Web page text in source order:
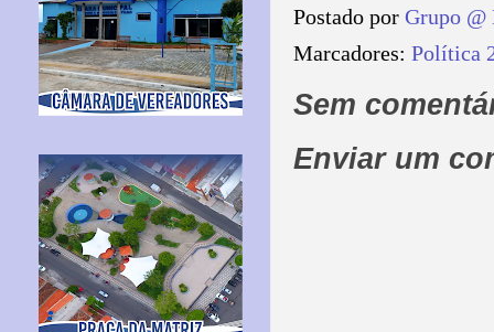
Postado por Grupo @
Marcadores: Política
Sem
Enviar um